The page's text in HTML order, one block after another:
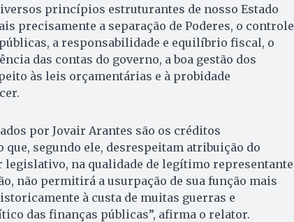
princípios estruturantes de nosso Estado
precisamente a separação de Poderes, o controle
a responsabilidade e equilíbrio fiscal, o
das contas do governo, a boa gestão dos
às leis orçamentárias e à probidade
por Jovair Arantes são os créditos
segundo ele, desrespeitam atribuição do
legislativo, na qualidade de legítimo representante
não permitirá a usurpação de sua função mais
à custa de muitas guerras e
das finanças públicas”, afirma o relator.